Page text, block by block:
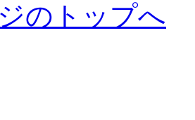
のトップへ